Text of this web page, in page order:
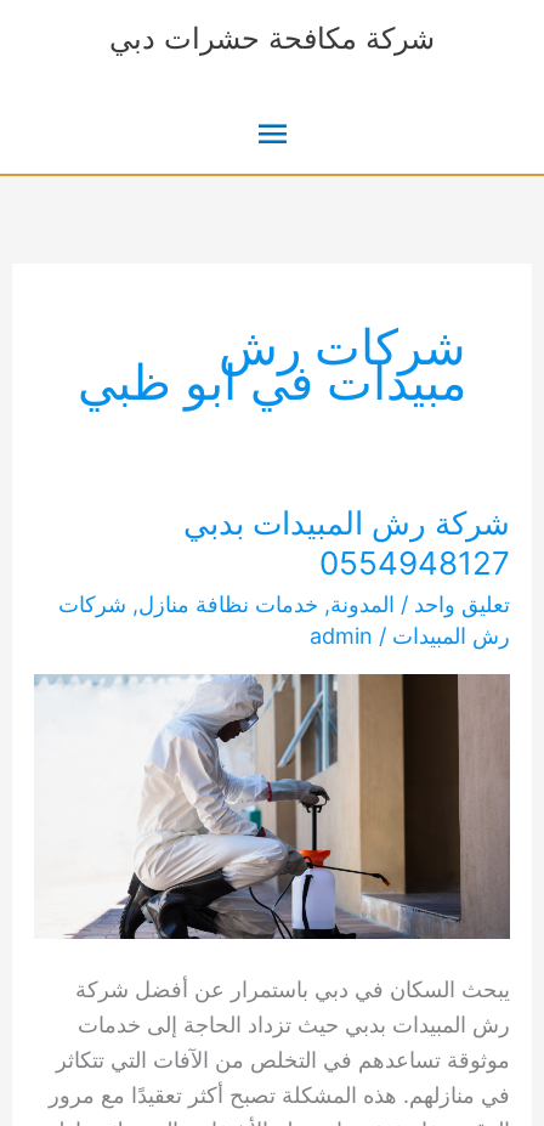
شركة مكافحة حشرات دبي
القائمة
شركات رش
مبيدات في ابو ظبي
شركة رش المبيدات بدبي
0554948127
تعليق واحد / المدونة, خدمات نظافة منازل, شركات
رش المبيدات /
admin
يبحث السكان في دبي باستمرار عن أفضل شركة
رش المبيدات بدبي حيث تزداد الحاجة إلى خدمات
موثوقة تساعدهم في التخلص من الآفات التي تتكاثر
في منازلهم. هذه المشكلة تصبح أكثر تعقيدًا مع مرور